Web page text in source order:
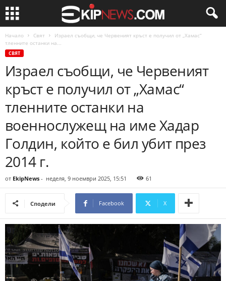
Начало Свят
Израел съобщи, че Червеният кръст е получил от „Хамас“
тленните останки на...
СВЯТ
Израел съобщи, че Червеният
кръст е получил от „Хамас“
тленните останки на
военнослужещ на име Хадар
Голдин, който е бил убит през
2014 г.
от EkipNews - неделя, 9 ноември 2025, 15:51 61
Сподели Facebook X